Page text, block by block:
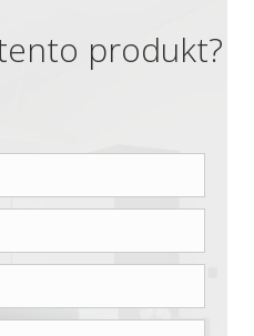
produkt?